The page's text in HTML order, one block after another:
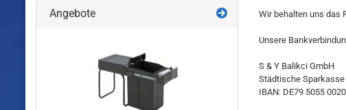
Wir behalten uns das
Unsere
S & Y Balikci GmbH
Städtische
IBAN: DE79 5055
Angebote